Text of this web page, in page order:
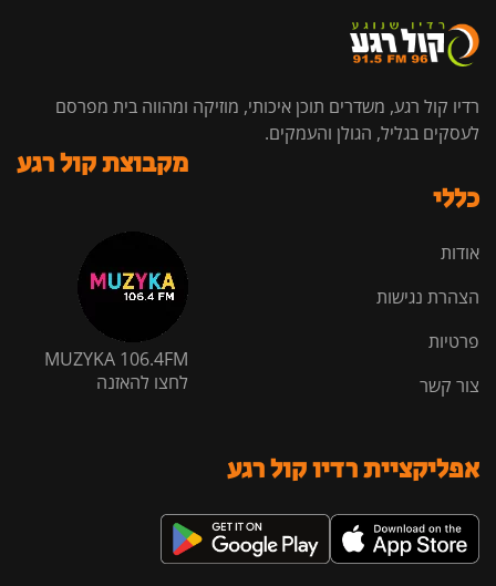
רדיו קול רגע, משדרים תוכן איכותי, מוזיקה ומהווה בית מפרסם
לעסקים בגליל, הגולן והעמקים.
כללי
אודות
הצהרת נגישות
פרטיות
צור קשר
מקבוצת קול רגע
MUZYKA 106.4FM
לחצו להאזנה
אפליקציית רדיו קול רגע